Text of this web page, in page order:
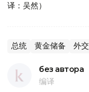
译：吴然）
总统 黄金储备 外交
без автора
编译